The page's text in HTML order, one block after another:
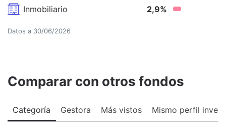
Inmobiliario 2,9%
Datos a 30/06/2026
Comparar con otros fondos
Categoría Gestora Más vistos Mismo perfil